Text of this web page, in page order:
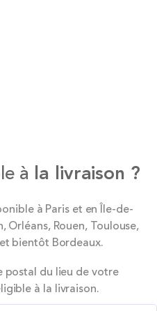
à la livraison ?
à Paris et en Île-de-
Orléans, Rouen, Toulouse,
bientôt Bordeaux.
postal du lieu de votre
à la livraison.